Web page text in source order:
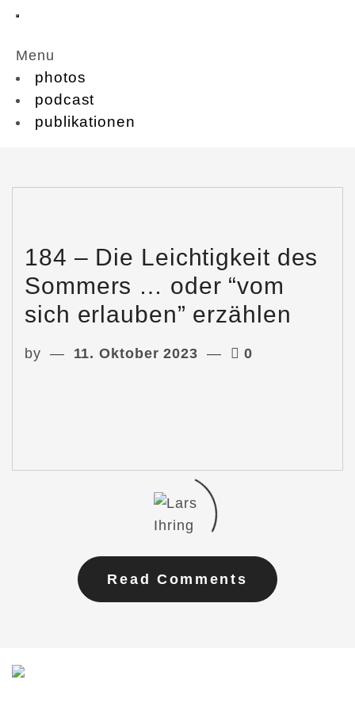
Menu
photos
podcast
publikationen
184 – Die Leichtigkeit des
Sommers … oder “vom
sich erlauben” erzählen
by 11. Oktober 2023 0
Read Comments